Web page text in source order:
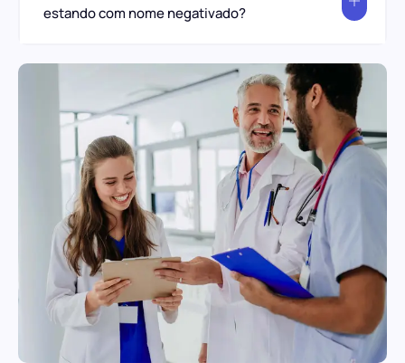
estando com nome negativado?